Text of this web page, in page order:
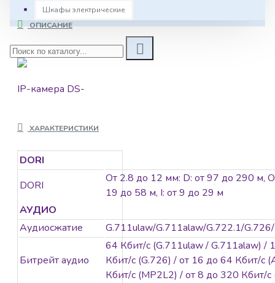
Шкафы электрические
ОПИСАНИЕ
IP-камера DS-
купольной IP-
камерой AcuSense с
моторизированным
объективом.
Технология Hikvision
AcuSense позволяет
выполнять
объектов «Человек» /
ХАРАКТЕРИСТИКИ
DORI
DORI
От 2.8 до 12 мм: D: от 97 до 290 м,
19 до 58 м, I: от 9 до 29 м
АУДИО
Аудиосжатие
G.711ulaw/G.711alaw/G.722.1/
Битрейт аудио
64 Кбит/с (G.711ulaw / G.711alaw) /
Кбит/с (G.726) / от 16 до 64 Кбит/с
Кбит/с (MP2L2) / от 8 до 320 Кбит/с